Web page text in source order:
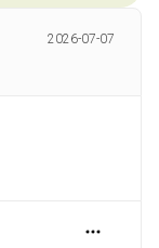
2026-07-07